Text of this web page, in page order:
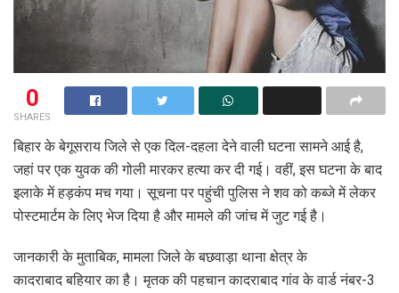
0
SHARES
बिहार के बेगूसराय जिले से एक दिल-दहला देने वाली घटना सामने आई है,
जहां पर एक युवक की गोली मारकर हत्या कर दी गई। वहीं, इस घटना के बाद
इलाके में हड़कंप मच गया। सूचना पर पहुंची पुलिस ने शव को कब्जे में लेकर
पोस्टमार्टम के लिए भेज दिया है और मामले की जांच में जुट गई है।
जानकारी के मुताबिक, मामला जिले के बछवाड़ा थाना क्षेत्र के
कादराबाद बहियार का है। मृतक की पहचान कादराबाद गांव के वार्ड नंबर-3